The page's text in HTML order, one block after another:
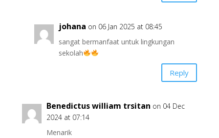
johana on 06 Jan 2025 at 08:45
sangat bermanfaat untuk lingkungan
sekolah
Reply
Benedictus william trsitan on 04 Dec
2024 at 07:14
Menarik